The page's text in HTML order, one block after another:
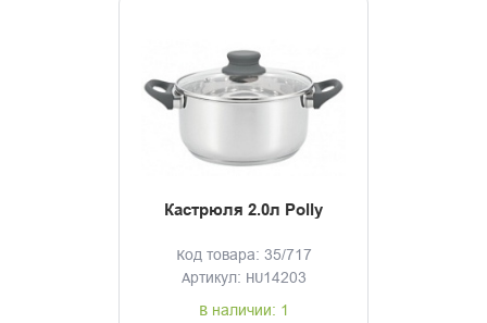
Кастрюля 2.0л Polly
Код товара: 35/717
Артикул: HU14203
В наличии: 1